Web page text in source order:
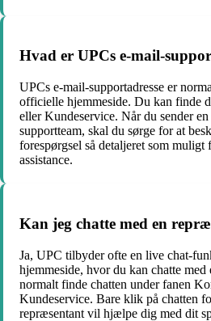
Hvad er UPCs e-mail-
UPCs e-mail-supportadresse er
officielle hjemmeside. Du kan finde
eller Kundeservice. Når du sender
supportteam, skal du sørge for at
forespørgsel så detaljeret som muligt
assistance.
Kan jeg chatte med en
Ja, UPC tilbyder ofte en live chat-
hjemmeside, hvor du kan chatte
normalt finde chatten under fanen
Kundeservice. Bare klik på chatten
repræsentant vil hjælpe dig med dit